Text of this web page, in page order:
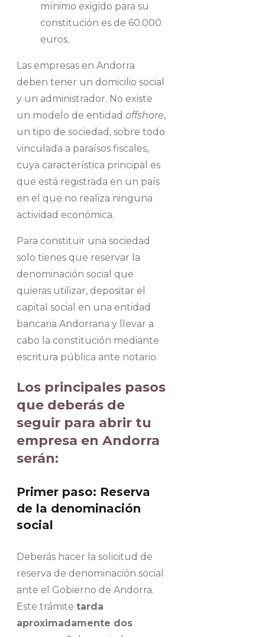
mínimo exigido para su
constitución es de 60.000
euros.
Las empresas en Andorra
deben tener un domicilio social
y un administrador. No existe
un modelo de entidad offshore,
un tipo de sociedad, sobre todo
vinculada a paraísos fiscales,
cuya característica principal es
que está registrada en un país
en el que no realiza ninguna
actividad económica.
Para constituir una sociedad
solo tienes que reservar la
denominación social que
quieras utilizar, depositar el
capital social en una entidad
bancaria Andorrana y llevar a
cabo la constitución mediante
escritura pública ante notario.
Los principales pasos
que deberás de
seguir para abrir tu
empresa en Andorra
serán:
Primer paso: Reserva
de la denominación
social
Deberás hacer la solicitud de
reserva de denominación social
ante el Gobierno de Andorra.
Este trámite tarda
aproximadamente dos